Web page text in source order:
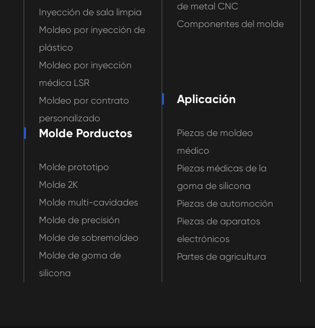
Inyección de sala limpia
Moldeo por inyección de
plástico
Moldeo por inyección
médica LSR
Moldeo por contrato
personalizado
Molde Porductos
Molde prototipo
Molde 2K
Molde multi-cavidades
Molde de precisión
Molde de sobremoldeo
Molde de goma de
silicona
de metal CNC
Componentes del molde
Aplicación
Piezas de moldeo
médico
Piezas médicas de la
goma de silicona
Piezas de automoción
Piezas de aparatos
electrónicos
Partes de agricultura